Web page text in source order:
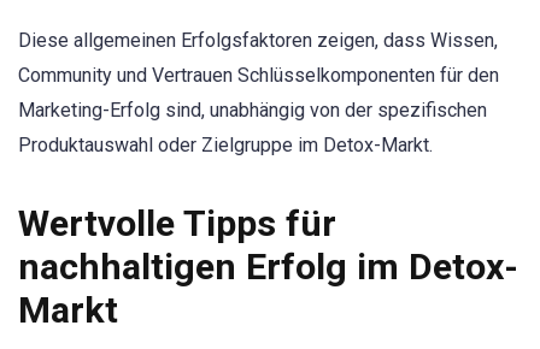
Diese allgemeinen Erfolgsfaktoren zeigen, dass Wissen,
Community und Vertrauen Schlüsselkomponenten für den
Marketing-Erfolg sind, unabhängig von der spezifischen
Produktauswahl oder Zielgruppe im Detox-Markt.
Wertvolle Tipps für
nachhaltigen Erfolg im Detox-
Markt